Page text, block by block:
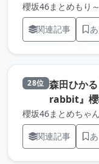
櫻坂46まとめもり～
関連記事
28位 森田ひか
rabbit』
櫻坂46まとめちゃ
関連記事